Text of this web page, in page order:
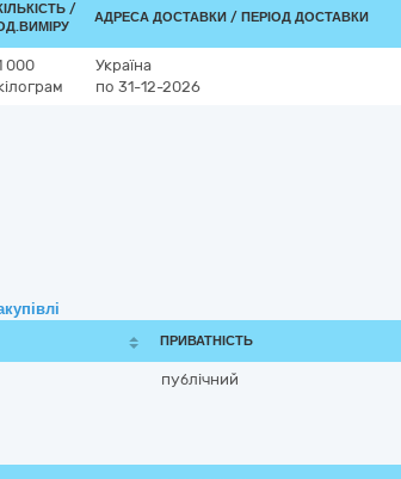
/
АДРЕСА ДОСТАВКИ / ПЕРІОД ДОСТАВКИ
000
Україна
по 31-12-2026
ПРИВАТНІСТЬ
публічний